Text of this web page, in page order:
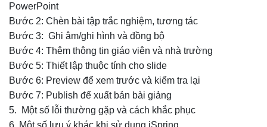
PowerPoint
Bước 2: Chèn bài tập trắc nghiệm, tương tác
Bước 3: Ghi âm/ghi hình và đồng bộ
Bước 4: Thêm thông tin giáo viên và nhà trường
Bước 5: Thiết lập thuộc tính cho slide
Bước 6: Preview để xem trước và kiểm tra lại
Bước 7: Publish để xuất bản bài giảng
5. Một số lỗi thường gặp và cách khắc phục
6. Một số lưu ý khác khi sử dụng iSpring